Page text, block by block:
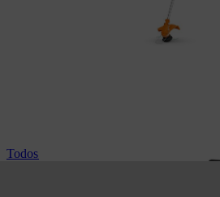
Todos os corta-relvas profissionais